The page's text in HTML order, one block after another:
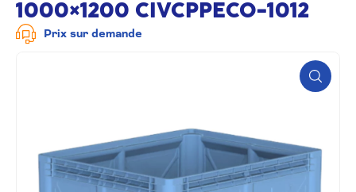
1000×1200 CIVCPPECO-1012
Prix sur demande
Zoom